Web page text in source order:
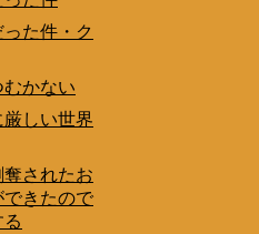
た件・ク
かない
しい世界
されたお
できたので